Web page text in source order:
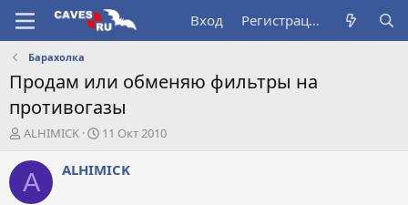
Вход Регистрация
Барахолка
Продам или обменяю фильтры на
противогазы
А
т
о
ALHIMICK
Д
т
11 Окт 2010
A ALHIMICK